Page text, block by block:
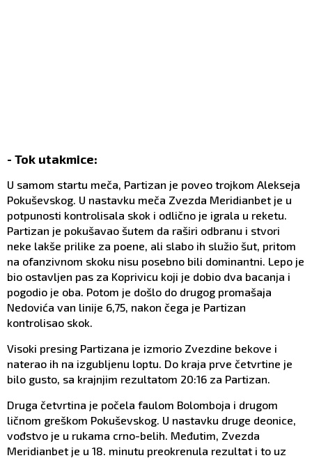
- Tok utakmice:
U samom startu meča, Partizan je poveo trojkom Alekseja
Pokuševskog. U nastavku meča Zvezda Meridianbet je u
potpunosti kontrolisala skok i odlično je igrala u reketu.
Partizan je pokušavao šutem da raširi odbranu i stvori
neke lakše prilike za poene, ali slabo ih služio šut, pritom
na ofanzivnom skoku nisu posebno bili dominantni. Lepo je
bio ostavljen pas za Koprivicu koji je dobio dva bacanja i
pogodio je oba. Potom je došlo do drugog promašaja
Nedovića van linije 6,75, nakon čega je Partizan
kontrolisao skok.
Visoki presing Partizana je izmorio Zvezdine bekove i
naterao ih na izgubljenu loptu. Do kraja prve četvrtine je
bilo gusto, sa krajnjim rezultatom 20:16 za Partizan.
Druga četvrtina je počela faulom Bolomboja i drugom
ličnom greškom Pokuševskog. U nastavku druge deonice,
vođstvo je u rukama crno-belih. Međutim, Zvezda
Meridianbet je u 18. minutu preokrenula rezultat i to uz